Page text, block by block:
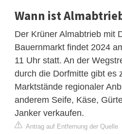
Wann ist
Der Krüner Almabtrieb mit
Bauernmarkt findet 2024
11 Uhr statt. An der
durch die Dorfmitte gibt es
Marktstände regionaler
anderem Seife, Käse,
Janker verkaufen.
Antrag auf Entfernung der Quelle